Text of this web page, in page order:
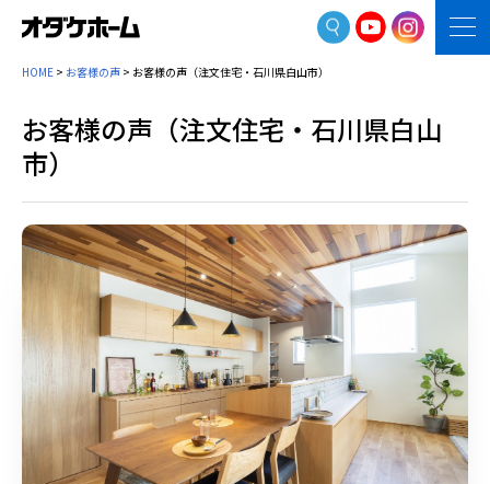
HOME > お客様の声 > お客様の声（注文住宅・石川県白山市）
お客様の声（注文住宅・石川県白山
市）